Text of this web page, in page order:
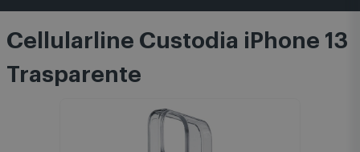
Cellularline Custodia iPhone 13
Trasparente